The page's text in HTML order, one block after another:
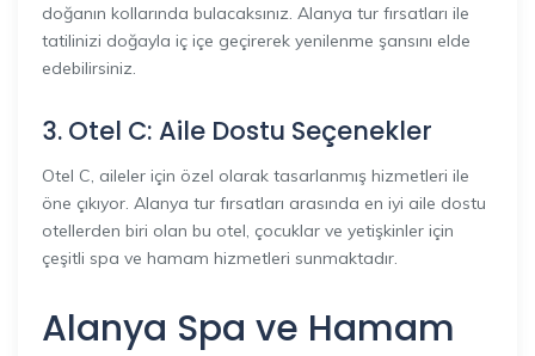
doğanın kollarında bulacaksınız. Alanya tur fırsatları ile
tatilinizi doğayla iç içe geçirerek yenilenme şansını elde
edebilirsiniz.
3. Otel C: Aile Dostu Seçenekler
Otel C, aileler için özel olarak tasarlanmış hizmetleri ile
öne çıkıyor. Alanya tur fırsatları arasında en iyi aile dostu
otellerden biri olan bu otel, çocuklar ve yetişkinler için
çeşitli spa ve hamam hizmetleri sunmaktadır.
Alanya Spa ve Hamam